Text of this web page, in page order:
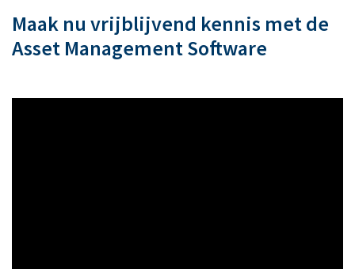
Maak nu vrijblijvend kennis met de
Asset Management Software